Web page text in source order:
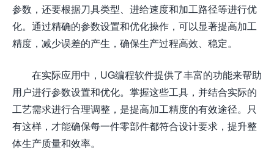
参数，还要根据刀具类型、进给速度和加工路径等进行优
化。通过精确的参数设置和优化操作，可以显著提高加工
精度，减少误差的产生，确保生产过程高效、稳定。
在实际应用中，UG编程软件提供了丰富的功能来帮助
用户进行参数设置和优化。掌握这些工具，并结合实际的
工艺需求进行合理调整，是提高加工精度的有效途径。只
有这样，才能确保每一件零部件都符合设计要求，提升整
体生产质量和效率。